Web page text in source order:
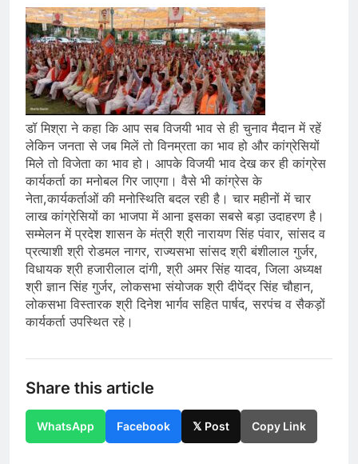
डॉ मिश्रा ने कहा कि आप सब विजयी भाव से ही चुनाव मैदान में रहें
लेकिन जनता से जब मिलें तो विनम्रता का भाव हो और कांग्रेसियों
मिले तो विजेता का भाव हो। आपके विजयी भाव देख कर ही कांग्रेस
कार्यकर्ता का मनोबल गिर जाएगा। वैसे भी कांग्रेस के
नेता,कार्यकर्ताओं की मनोस्थिति बदल रही है। चार महीनों में चार
लाख कांग्रेसियों का भाजपा में आना इसका सबसे बड़ा उदाहरण है।
सम्मेलन में प्रदेश शासन के मंत्री श्री नारायण सिंह पंवार, सांसद व
प्रत्याशी श्री रोडमल नागर, राज्यसभा सांसद श्री बंशीलाल गुर्जर,
विधायक श्री हजारीलाल दांगी, श्री अमर सिंह यादव, जिला अध्यक्ष
श्री ज्ञान सिंह गुर्जर, लोकसभा संयोजक श्री दीपेंद्र सिंह चौहान,
लोकसभा विस्तारक श्री दिनेश भार्गव सहित पार्षद, सरपंच व सैकड़ों
कार्यकर्ता उपस्थित रहे।
Share this article
WhatsApp Facebook 𝕏 Post Copy Link